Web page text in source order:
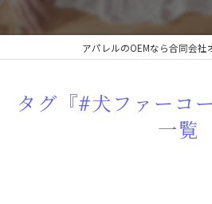
アパレルのOEMなら合同会社
タグ『#犬ファーコ
一覧